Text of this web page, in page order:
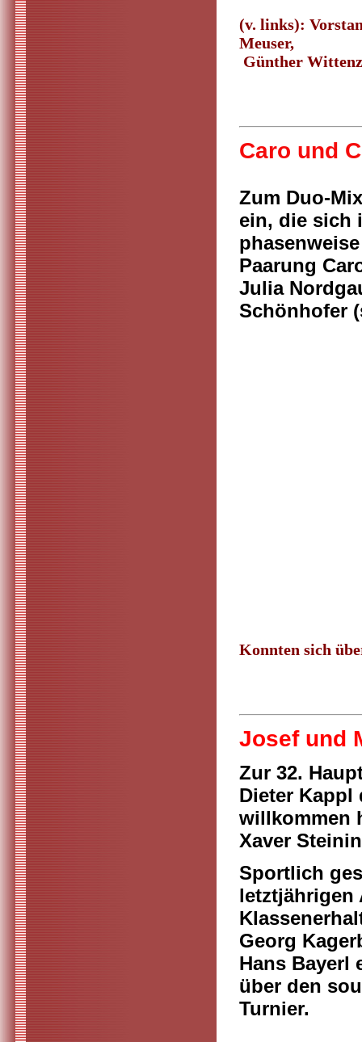
(v. links):
Meuser,
Günther
Caro und
Zum Duo-
ein, die sich
Paarung
Julia
Schönhofer
Konnten sich
Josef und
Zur 32.
Dieter Kappl
willkommen
Xaver
Sportlich
letztjährigen
Georg
Hans Bayerl
über den
Turnier.